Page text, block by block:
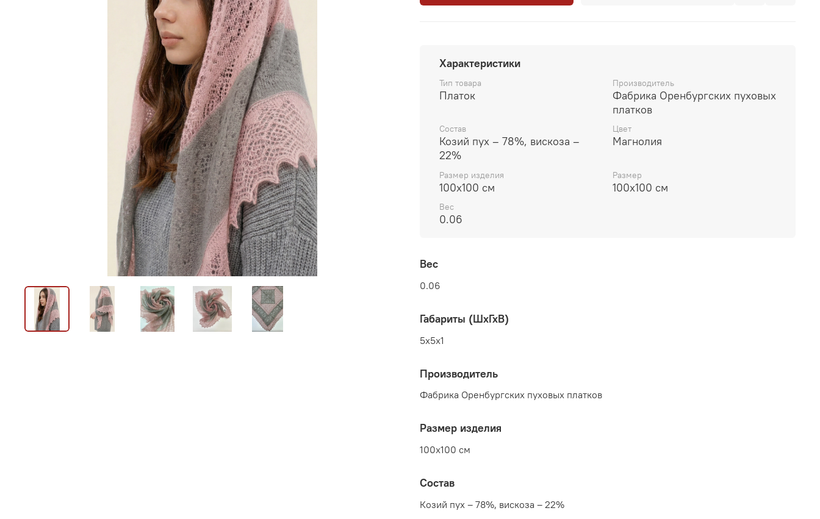
Характеристики
Тип товара
Платок
Производитель
Фабрика Оренбургских пуховых
платков
Состав
Козий пух – 78%, вискоза –
22%
Цвет
Магнолия
Размер изделия
100x100 см
Размер
100x100 см
Вес
0.06
Вес
0.06
Габариты (ШхГхВ)
5x5x1
Производитель
Фабрика Оренбургских пуховых платков
Размер изделия
100x100 см
Состав
Козий пух – 78%, вискоза – 22%